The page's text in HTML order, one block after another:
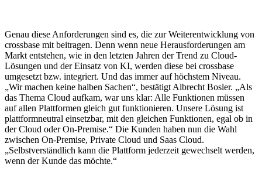
Genau diese Anforderungen sind es, die zur Weiterentwicklung von
crossbase mit beitragen. Denn wenn neue Herausforderungen am
Markt entstehen, wie in den letzten Jahren der Trend zu Cloud-
Lösungen und der Einsatz von KI, werden diese bei crossbase
umgesetzt bzw. integriert. Und das immer auf höchstem Niveau.
„Wir machen keine halben Sachen“, bestätigt Albrecht Bosler. „Als
das Thema Cloud aufkam, war uns klar: Alle Funktionen müssen
auf allen Plattformen gleich gut funktionieren. Unsere Lösung ist
plattformneutral einsetzbar, mit den gleichen Funktionen, egal ob in
der Cloud oder On-Premise.“ Die Kunden haben nun die Wahl
zwischen On-Premise, Private Cloud und Saas Cloud.
„Selbstverständlich kann die Plattform jederzeit gewechselt werden,
wenn der Kunde das möchte.“